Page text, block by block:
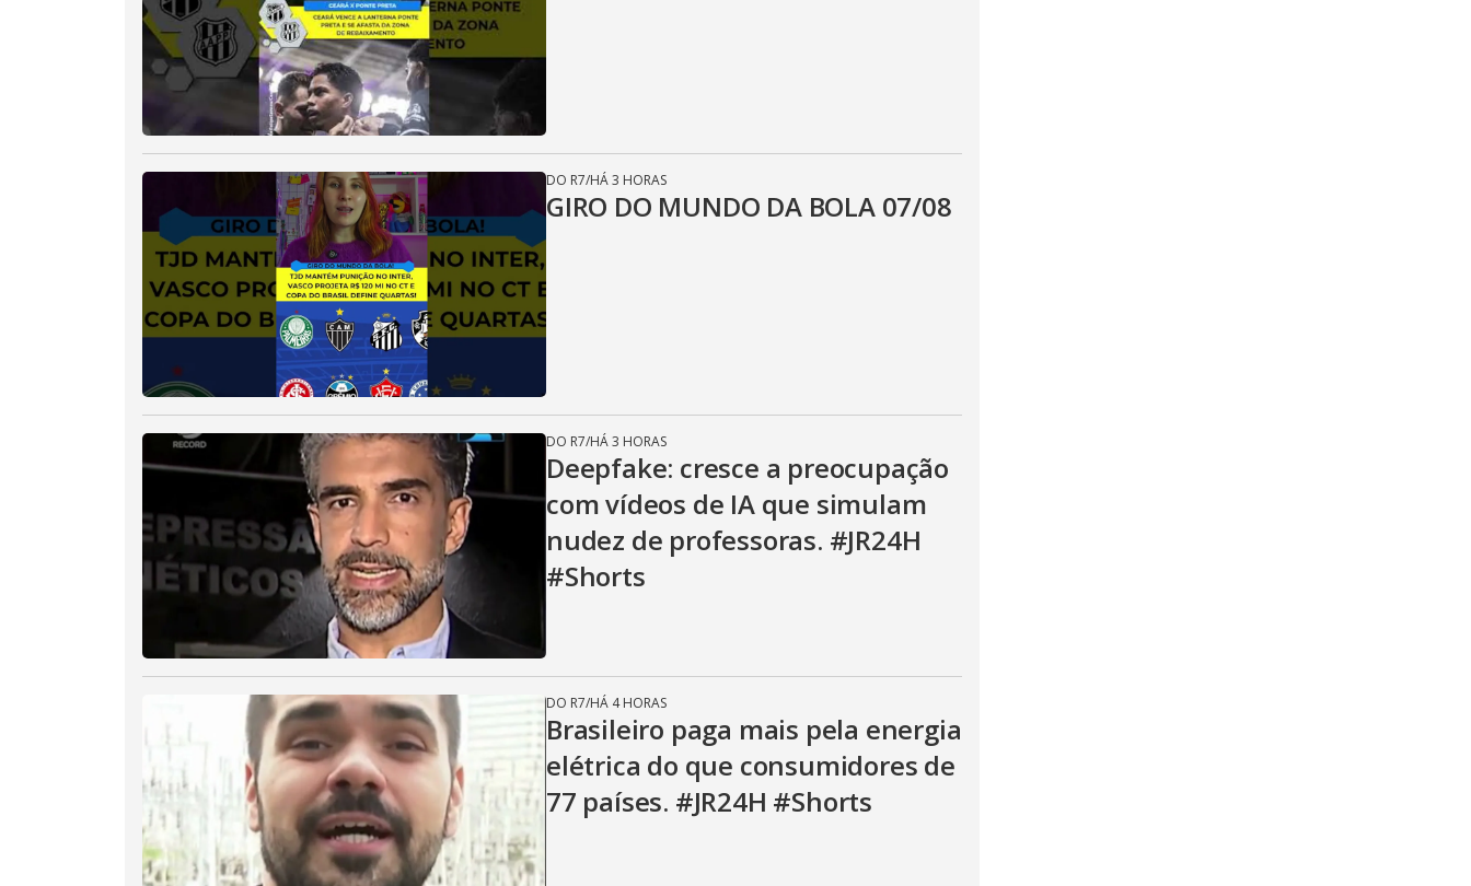
DO R7/HÁ 3 HORAS
GIRO DO MUNDO DA BOLA 07/08
DO R7/HÁ 3 HORAS
Deepfake: cresce a preocupação
com vídeos de IA que simulam
nudez de professoras. #JR24H
#Shorts
DO R7/HÁ 4 HORAS
Brasileiro paga mais pela energia
elétrica do que consumidores de
77 países. #JR24H #Shorts